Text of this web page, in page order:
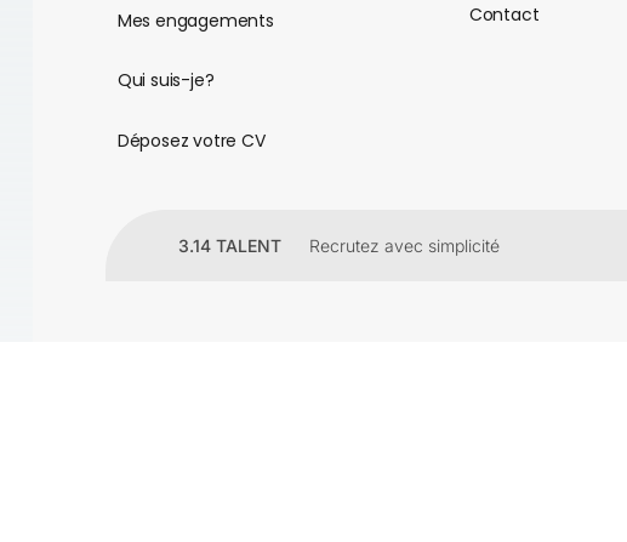
Mes engagements
Qui suis-je?
Déposez votre CV
Contact
3.14 TALENT Recrutez avec simplicité